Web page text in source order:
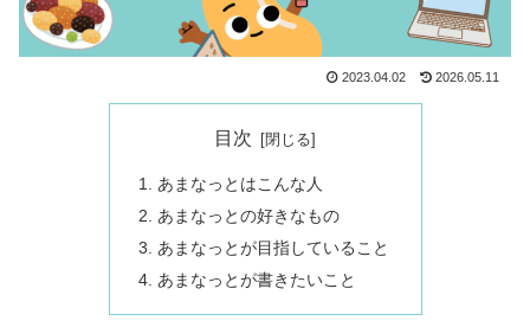
2023.04.02 2026.05.11
目次
あまなっとはこんな人
あまなっとの好きなもの
あまなっとが目指していること
あまなっとが書きたいこと